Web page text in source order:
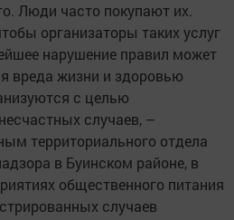
Люди часто покупают их.
организаторы таких услуг
нарушение правил может
вреда жизни и здоровью
с целью
случаев, –
территориального отдела
в Буинском районе, в
общественного питания
случаев